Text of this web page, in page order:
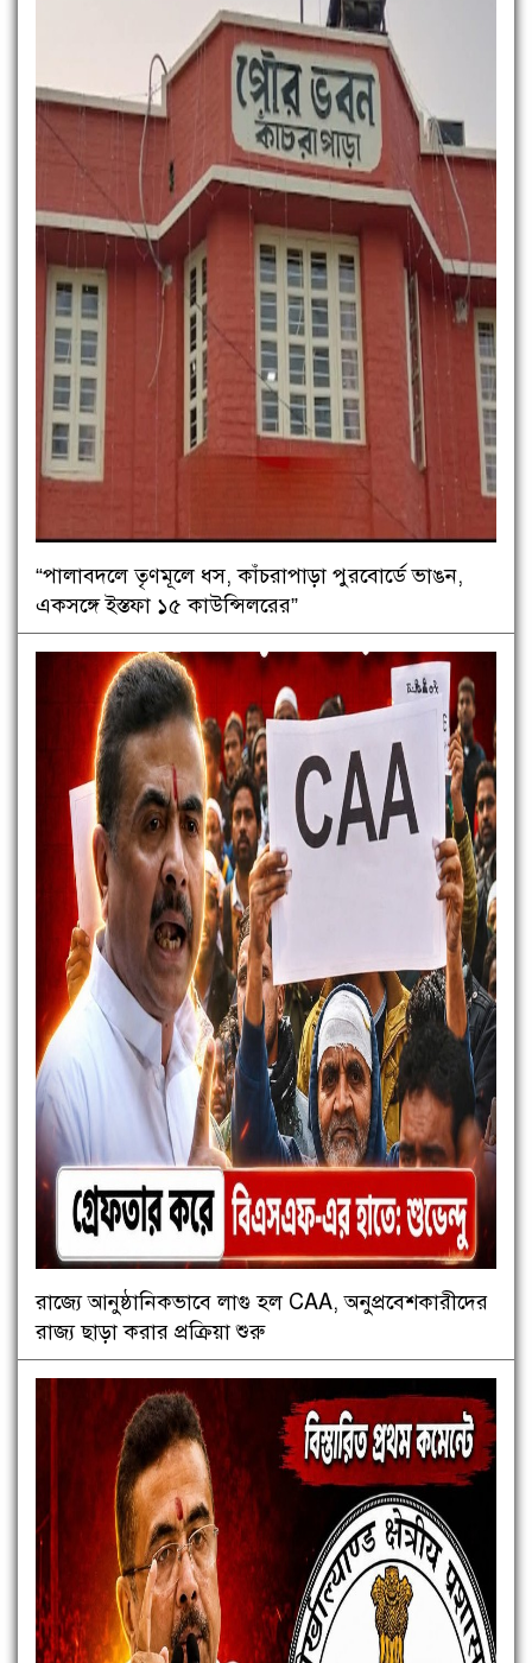
“পালাবদলে তৃণমূলে ধস, কাঁচরাপাড়া পুরবোর্ডে ভাঙন,
একসঙ্গে ইস্তফা ১৫ কাউন্সিলরের”
রাজ্যে আনুষ্ঠানিকভাবে লাগু হল CAA, অনুপ্রবেশকারীদের
রাজ্য ছাড়া করার প্রক্রিয়া শুরু